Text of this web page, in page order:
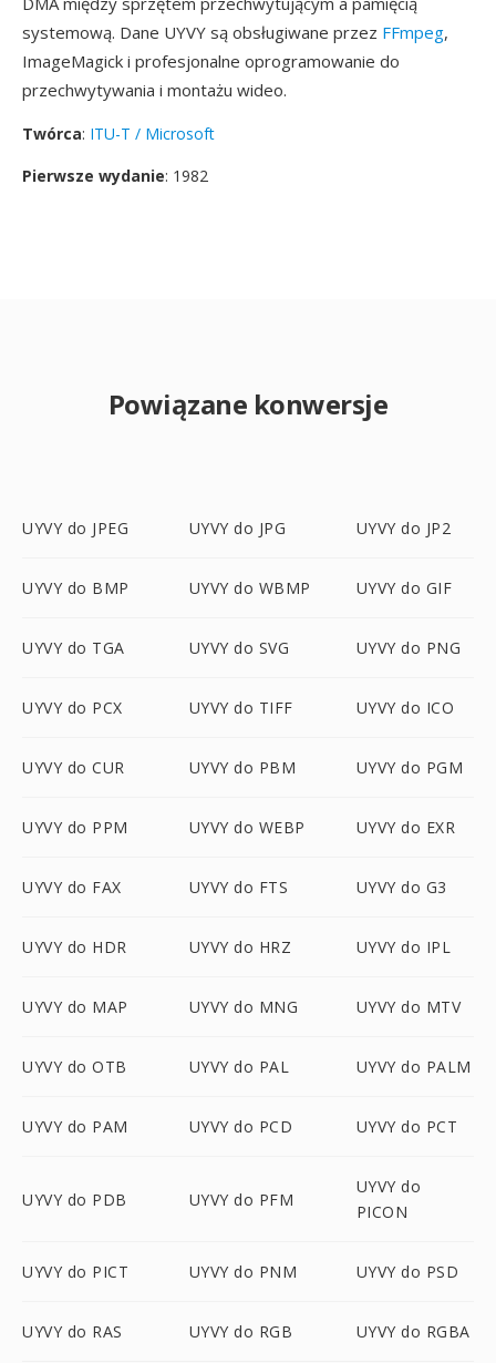
systemową. Dane UYVY są obsługiwane przez FFmpeg,
ImageMagick i profesjonalne oprogramowanie do
przechwytywania i montażu wideo.
Twórca: ITU-T / Microsoft
Pierwsze wydanie: 1982
Powiązane konwersje
UYVY do JPEG UYVY do JPG UYVY do JP2
UYVY do BMP UYVY do WBMP UYVY do GIF
UYVY do TGA UYVY do SVG UYVY do PNG
UYVY do PCX UYVY do TIFF UYVY do ICO
UYVY do CUR UYVY do PBM UYVY do PGM
UYVY do PPM UYVY do WEBP UYVY do EXR
UYVY do FAX UYVY do FTS UYVY do G3
UYVY do HDR UYVY do HRZ UYVY do IPL
UYVY do MAP UYVY do MNG UYVY do MTV
UYVY do OTB UYVY do PAL UYVY do PALM
UYVY do PAM UYVY do PCD UYVY do PCT
UYVY do PDB UYVY do PFM
UYVY do
PICON
UYVY do PICT UYVY do PNM UYVY do PSD
UYVY do RAS UYVY do RGB UYVY do RGBA